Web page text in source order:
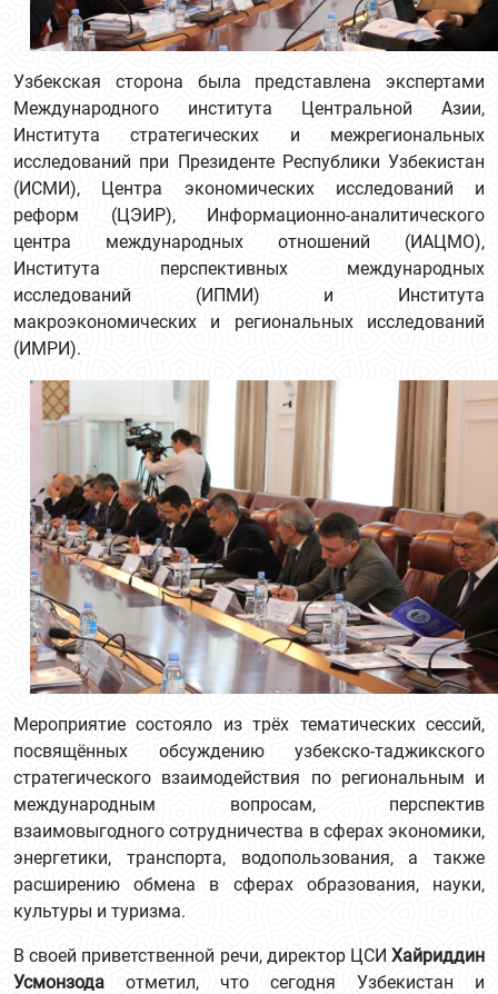
Узбекская сторона была представлена экспертами
Международного института Центральной Азии,
Института стратегических и межрегиональных
исследований при Президенте Республики Узбекистан
(ИСМИ), Центра экономических исследований и
реформ (ЦЭИР), Информационно-аналитического
центра международных отношений (ИАЦМО),
Института перспективных международных
исследований (ИПМИ) и Института
макроэкономических и региональных исследований
(ИМРИ).
Мероприятие состояло из трёх тематических сессий,
посвящённых обсуждению узбекско-таджикского
стратегического взаимодействия по региональным и
международным вопросам, перспектив
взаимовыгодного сотрудничества в сферах экономики,
энергетики, транспорта, водопользования, а также
расширению обмена в сферах образования, науки,
культуры и туризма.
В своей приветственной речи, директор ЦСИ Хайриддин
Усмонзода отметил, что сегодня Узбекистан и